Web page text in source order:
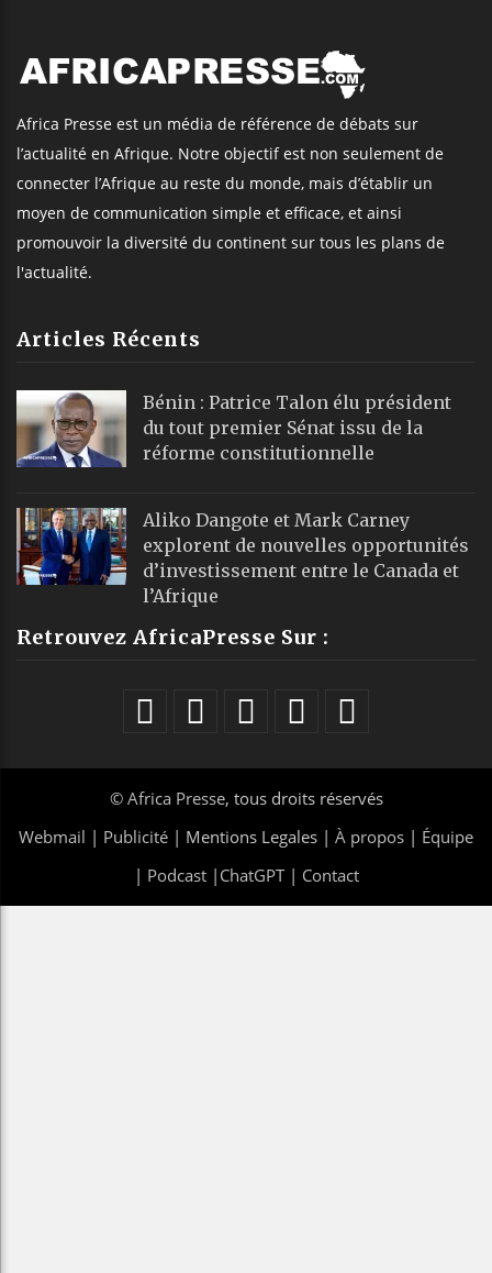
Africa Presse est un média de référence de débats sur
l’actualité en Afrique. Notre objectif est non seulement de
connecter l’Afrique au reste du monde, mais d’établir un
moyen de communication simple et efficace, et ainsi
promouvoir la diversité du continent sur tous les plans de
l'actualité.
Articles Récents
Bénin : Patrice Talon élu président
du tout premier Sénat issu de la
réforme constitutionnelle
Aliko Dangote et Mark Carney
explorent de nouvelles opportunités
d’investissement entre le Canada et
l’Afrique
Retrouvez AfricaPresse Sur :
© Africa Presse, tous droits réservés
Webmail | Publicité | Mentions Legales | À propos | Équipe
| Podcast| ChatGPT| Contact